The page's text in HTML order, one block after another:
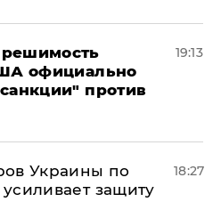
официально
против
19:13
Украины по
защиту
18:27